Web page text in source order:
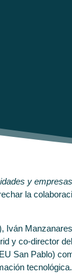
y
la
y co-director
San Pablo)
tecnológica.